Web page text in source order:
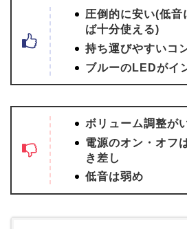
圧倒的に安い(低音
ば十分使える)
持ち運びやすいコ
ブルーのLEDがイ
ボリューム調整が
電源のオン・オフ
き差し
低音は弱め